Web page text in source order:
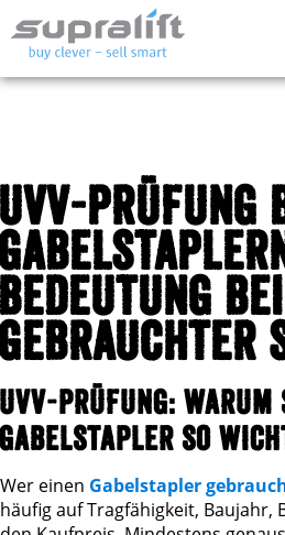
PRÜFUNG
PRÜFUNG: WARUM
SO
Wer einen Gabelstapler
häufig auf Tragfähigkeit,